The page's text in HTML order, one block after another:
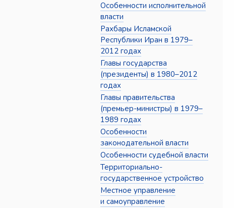
Особенности исполнительной
власти
Рахбары Исламской
Республики Иран в 1979–
2012 годах
Главы государства
(президенты) в 1980–2012
годах
Главы правительства
(премьер-министры) в 1979–
1989 годах
Особенности
законодательной власти
Особенности судебной власти
Территориально-
государственное устройство
Местное управление
и самоуправление